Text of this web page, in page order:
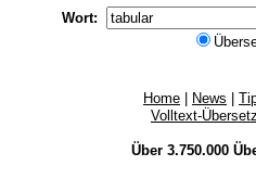
Wort:
Home News
Volltext-
Über 3.750.000